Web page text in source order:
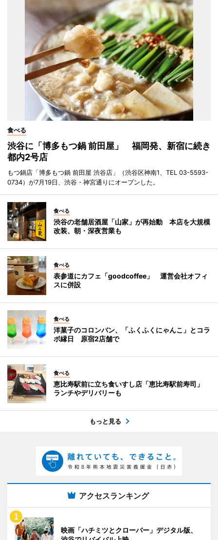
食べる
渋谷に「博多もつ鍋 前田屋」 福岡発、新宿に続き
都内2号店
もつ鍋店「博多もつ鍋 前田屋 渋谷店」（渋谷区神南1、TEL 03-5593-
0734）が7月19日、渋谷・神宮通りにオープンした。
食べる
渋谷の老舗居酒屋「山家」が再始動 本店を大規模
改装、朝・深夜営業も
食べる
表参道にカフェ「goodcoffee」 運営会社オフィ
スに併設
食べる
洋菓子のコロンバン、「ふくふくにゃんこ」とコラ
ボ縁日 原宿2店舗で
食べる
恵比寿駅前に立ち食いすし店「恵比寿駅前寿司」
ランチやデリバリーも
もっと見る
アクセスランキング
映画「ハチミツとクローバー」デジタル版、